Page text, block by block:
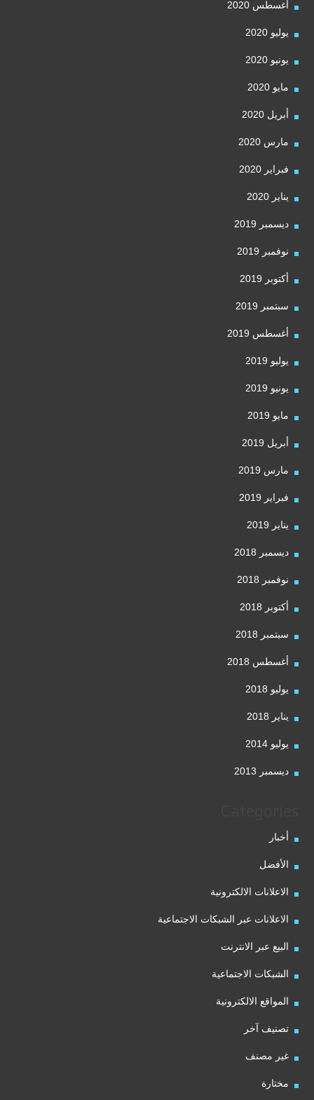
أغسطس 2020
يوليو 2020
يونيو 2020
مايو 2020
أبريل 2020
مارس 2020
فبراير 2020
يناير 2020
ديسمبر 2019
نوفمبر 2019
أكتوبر 2019
سبتمبر 2019
أغسطس 2019
يوليو 2019
يونيو 2019
مايو 2019
أبريل 2019
مارس 2019
فبراير 2019
يناير 2019
ديسمبر 2018
نوفمبر 2018
أكتوبر 2018
سبتمبر 2018
أغسطس 2018
يوليو 2018
يناير 2018
يوليو 2014
ديسمبر 2013
أخبار
الأفضل
الاعلانات الالكترونية
الاعلانات عبر الشبكات الاجتماعية
البيع عبر الانترنت
الشبكات الاجتماعية
المواقع الالكترونية
تصنيف آخر
غير مصنف
مختارة